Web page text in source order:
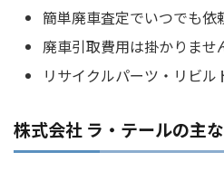
簡単廃車査定でいつでも依
廃車引取費用は掛かりませ
リサイクルパーツ・リビル
株式会社 ラ・テールの主